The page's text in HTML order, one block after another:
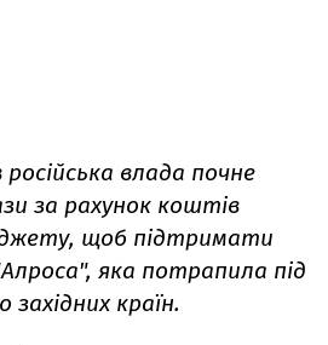
російська влада почне
за рахунок коштів
щоб підтримати
яка потрапила під
західних країн.